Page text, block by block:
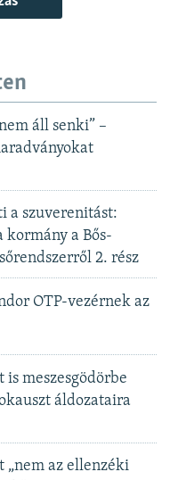
áll senki” –
a szuverenitást:
kormány a Bős-
2. rész
OTP-vezérnek az
meszesgödörbe
áldozataira
„nem az ellenzéki